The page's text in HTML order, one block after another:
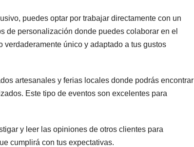
puedes optar por trabajar directamente con un
de personalización donde puedes colaborar en el
único y adaptado a tus gustos
artesanales y ferias locales donde podrás encontrar
Este tipo de eventos son excelentes para
y leer las opiniones de otros clientes para
cumplirá con tus expectativas.